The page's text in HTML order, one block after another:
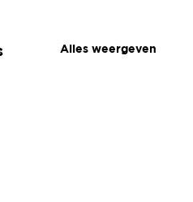
Alles weergeven